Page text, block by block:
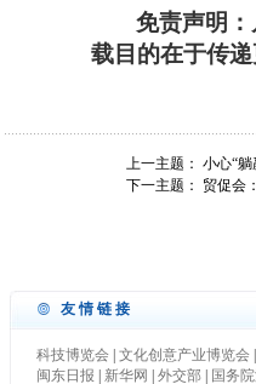
免责声明
载目的在于传
上一主题： 小心“躺
下一主题：
贸促会
友情链接
科技博览会| 文化创意产业博览会|
闽东日报
新华网 外交部| 国务